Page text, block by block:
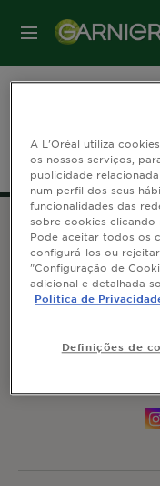
MENU
Azeite: O
GARNIER 14,
A L'Oréal utiliza
os nossos serviços,
publicidade
num perfil dos seus
funcionalidades das
sobre cookies clicando
Pode aceitar todos os
configurá-los ou
"Configuração de
adicional e detalhada
Política de
Definições de